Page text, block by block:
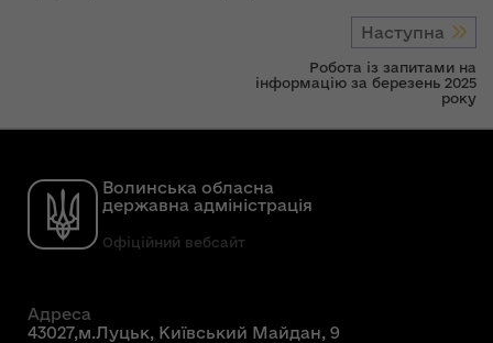
Наступна
Робота із запитами на
інформацію за березень 2025
року
Волинська обласна
державна адміністрація
Офіційний вебсайт
Адреса
43027,м.Луцьк, Київський Майдан, 9